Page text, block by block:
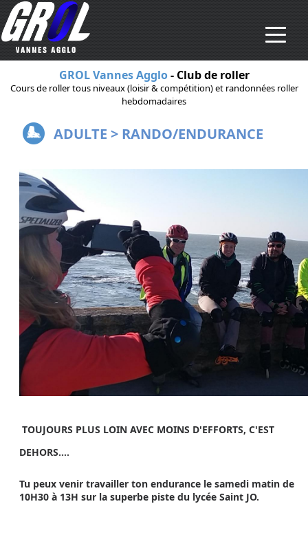
Aller au contenu principal
GROL Vannes Agglo- Club de roller
Cours de roller tous niveaux (loisir & compétition) et randonnées roller
hebdomadaires
ADULTE > RANDO/ENDURANCE
TOUJOURS PLUS LOIN AVEC MOINS D'EFFORTS, C'EST
DEHORS....
Tu peux venir travailler ton endurance le samedi matin de
10H30 à 13H sur la superbe piste du lycée Saint JO.